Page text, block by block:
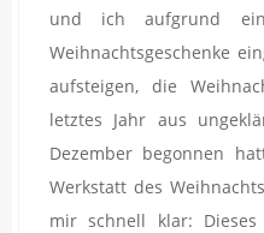
und ich aufgrund
Weihnachtsgeschenke
aufsteigen, die
letztes Jahr aus
Dezember begonnen
Werkstatt des
mir schnell klar: